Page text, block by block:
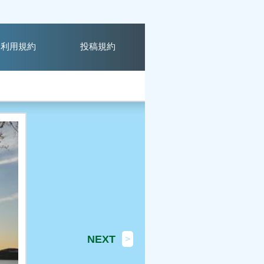
利用規約 投稿規約
NEXT >